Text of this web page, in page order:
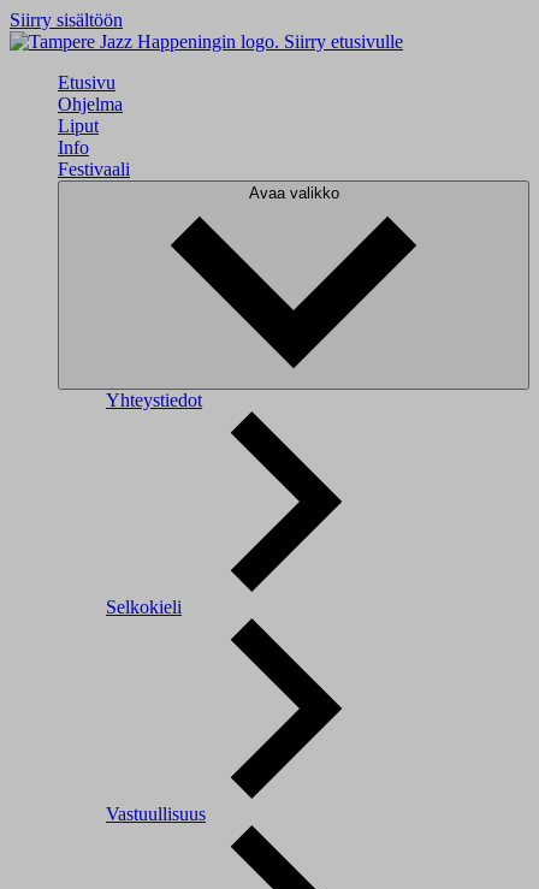
Siirry sisältöön
Siirry etusivulle
Etusivu
Ohjelma
Liput
Info
Festivaali
Avaa valikko
Yhteystiedot
Selkokieli
Vastuullisuus